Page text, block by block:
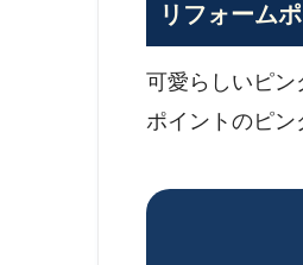
リフォーム
可愛らしいピン
ポイントのピン